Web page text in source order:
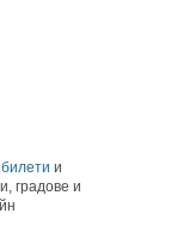
и
градове и